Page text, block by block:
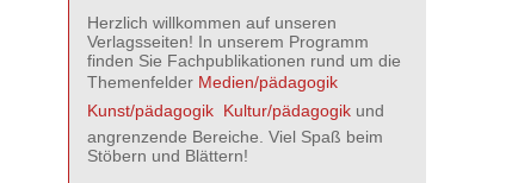
Herzlich willkommen auf unseren
Verlagsseiten! In unserem Programm
finden Sie Fachpublikationen rund um die
Themenfelder Medien/pädagogik
Kunst/pädagogik Kultur/pädagogik und
angrenzende Bereiche. Viel Spaß beim
Stöbern und Blättern!